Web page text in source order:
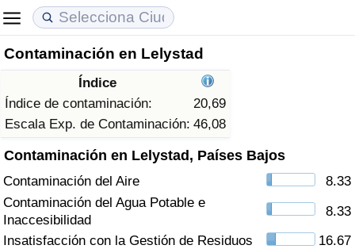
Contaminación en Lelystad
Índice
Índice de contaminación:
20,69
Escala Exp. de Contaminación: 46,08
Contaminación en Lelystad, Países Bajos
Contaminación del Aire
8.33
Contaminación del Agua Potable e
Inaccesibilidad
8.33
Insatisfacción con la Gestión de Residuos
16.67
Coste de vida
Índice de Costo de Vida (Actual)
Índice de Costo de Vida
Índice de costo de vida por país
en aqaba
Precios de las propiedades
Índice de Precios de Inmuebles (Actual)
Índice de Precios de Inmuebles
Índice de Precios de Inmuebles por País
Calidad de Vida
Índice de Calidad de Vida
Índice de Calidad de Vida (Actual)
Índice de calidad de vida por país
Delincuencia